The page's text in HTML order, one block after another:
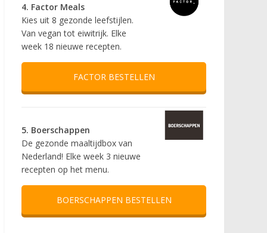
4. Factor Meals
Kies uit 8 gezonde leefstijlen.
Van vegan tot eiwitrijk. Elke
week 18 nieuwe recepten.
FACTOR BESTELLEN
5. Boerschappen
De gezonde maaltijdbox van
Nederland! Elke week 3 nieuwe
recepten op het menu.
BOERSCHAPPEN BESTELLEN